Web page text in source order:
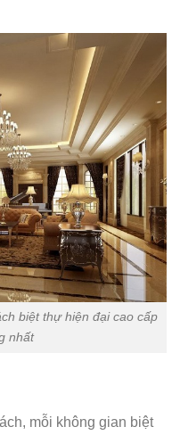
biệt thự hiện đại cao cấp
nhất
mỗi không gian biệt